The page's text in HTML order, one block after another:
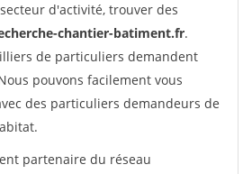
d'activité, trouver des
chantier-batiment.fr.
de particuliers demandent
pouvons facilement vous
des particuliers demandeurs de
partenaire du réseau